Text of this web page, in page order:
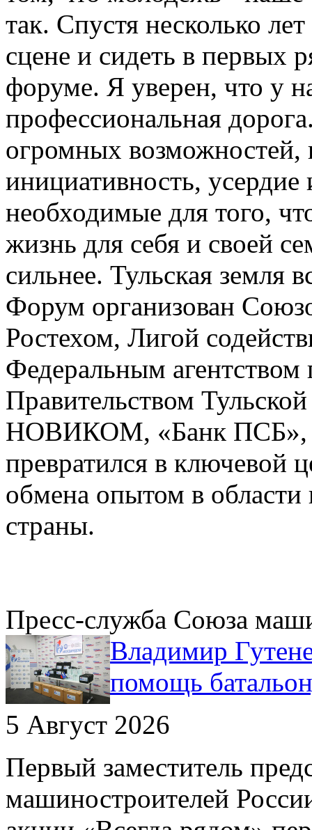
так. Спустя несколько
сцене и сидеть в первых
форуме. Я уверен, что у
профессиональная
огромных
инициативность, усердие
необходимые для того,
жизнь для себя и своей
сильнее. Тульская земля
Форум организован
Ростехом, Лигой
Федеральным
Правительством
НОВИКОМ, «Банк ПСБ»,
превратился в ключевой
обмена опытом в области
страны.
Пресс-служба Союза
Владимир
помощь
5 Август 2026
Первый заместитель
машиностроителей